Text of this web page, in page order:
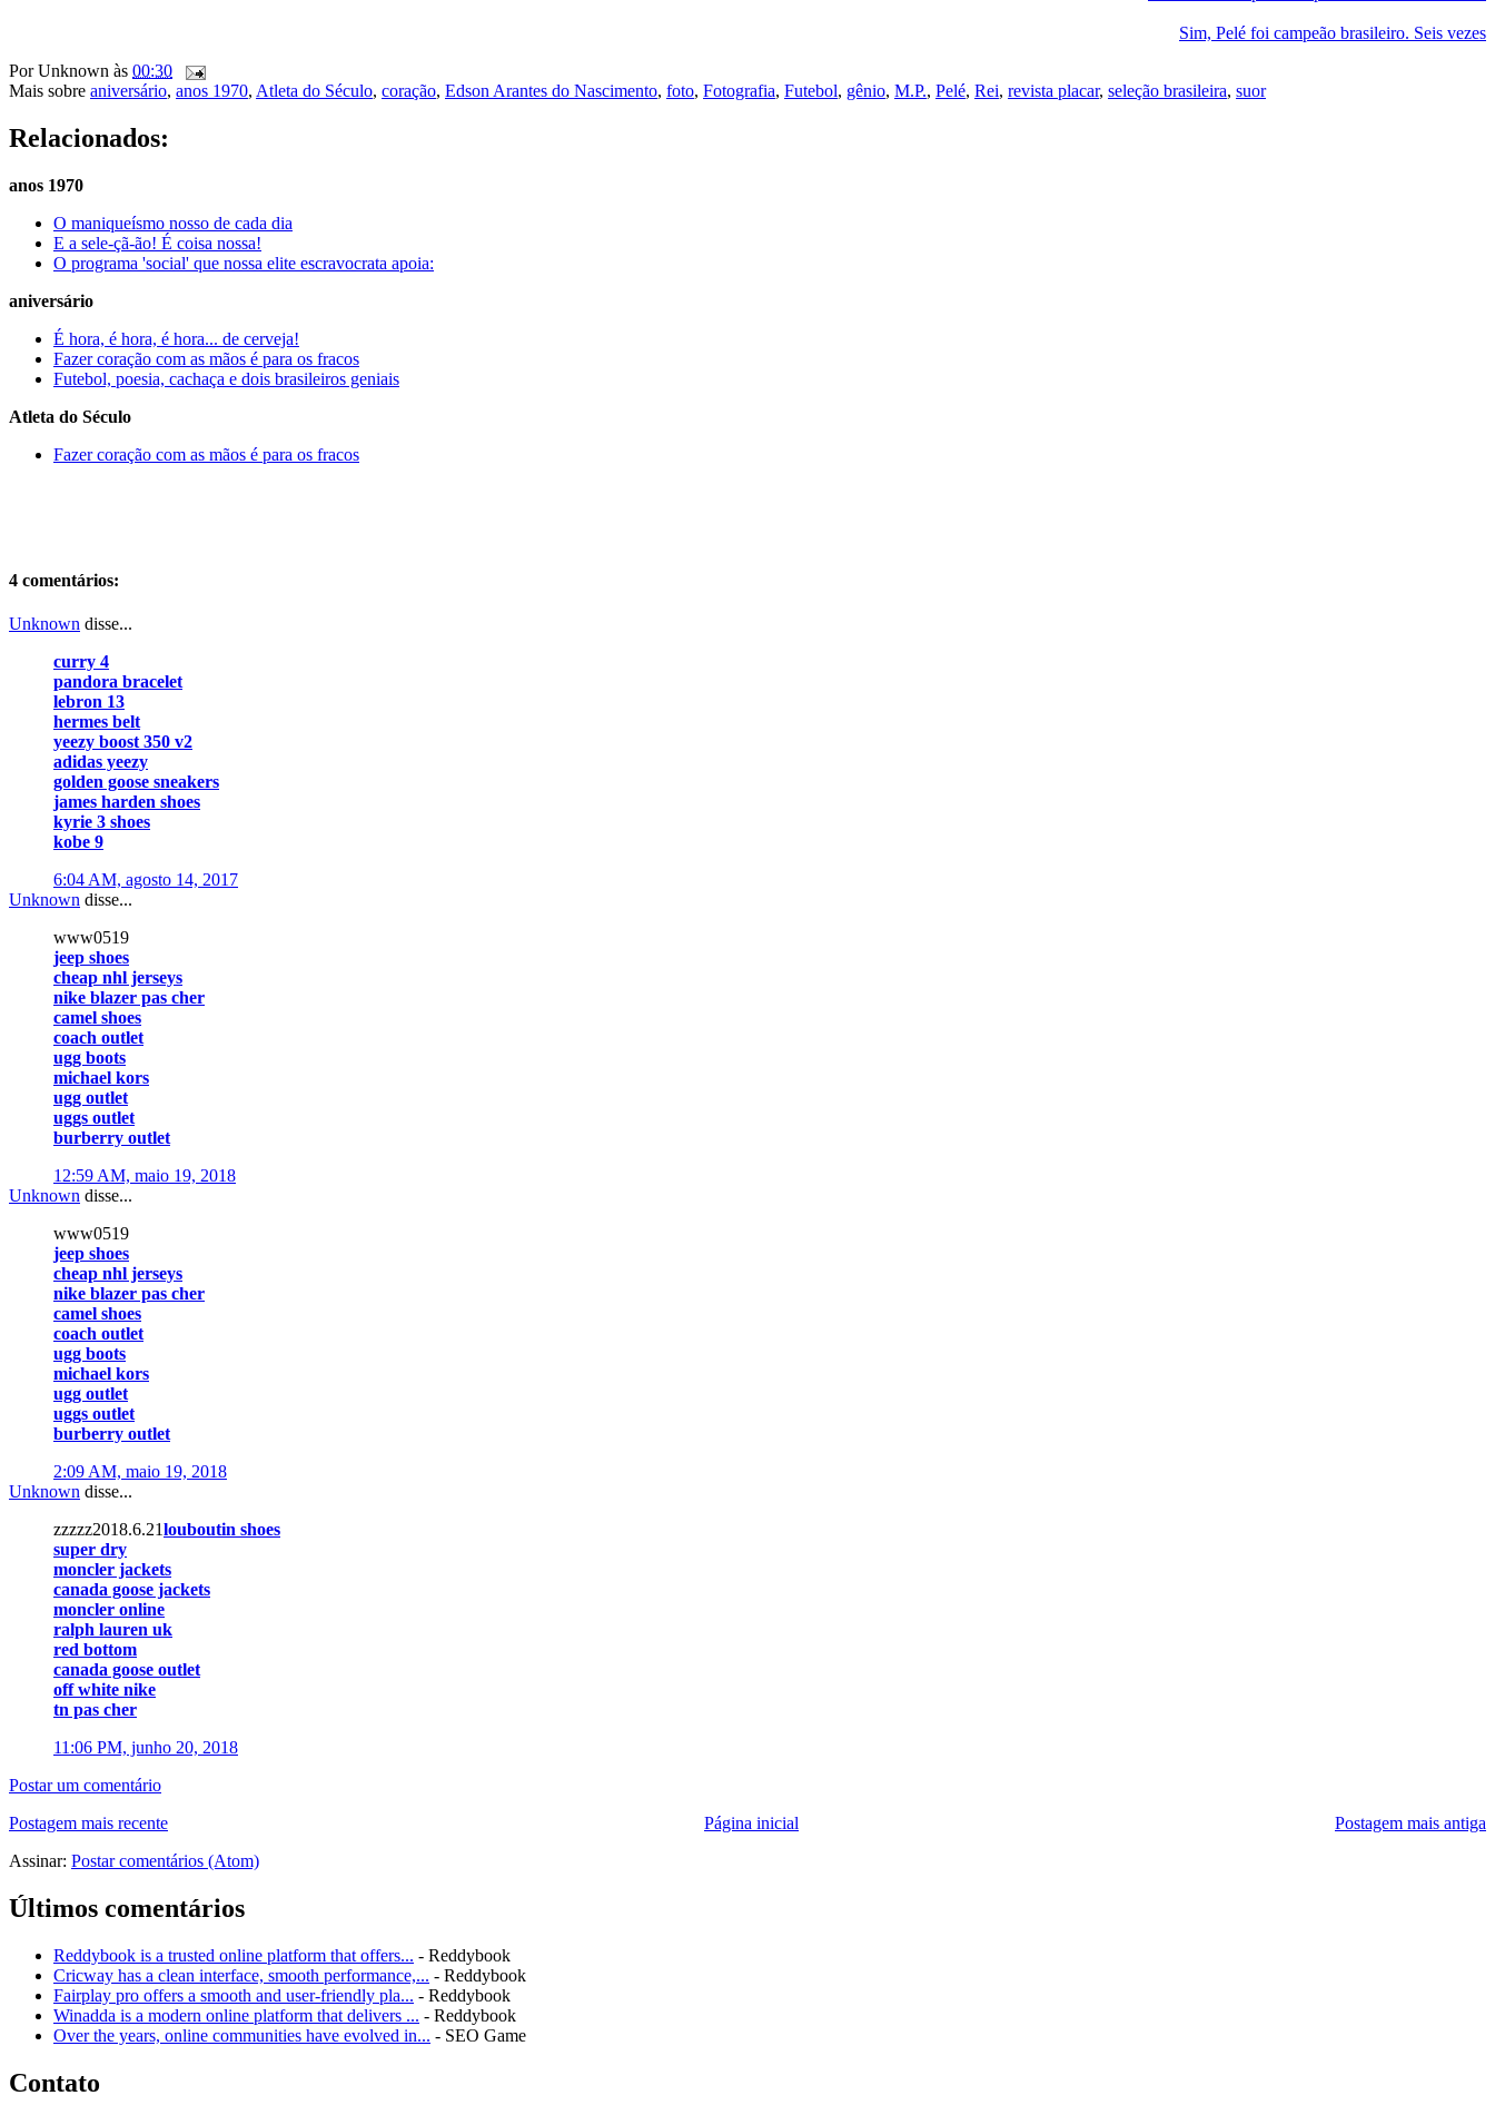
Sim, Pelé foi campeão brasileiro. Seis vezes
PorUnknown às 00:30
Mais sobre aniversário, anos 1970, Atleta do Século, coração, Edson Arantes do Nascimento, foto, Fotografia, Futebol, gênio, M.P., Pelé, Rei, revista placar, seleção brasileira, suor
Relacionados:
anos 1970
O maniqueísmo nosso de cada dia
E a sele-çã-ão! É coisa nossa!
O programa 'social' que nossa elite escravocrata apoia:
aniversário
É hora, é hora, é hora... de cerveja!
Fazer coração com as mãos é para os fracos
Futebol, poesia, cachaça e dois brasileiros geniais
Atleta do Século
Fazer coração com as mãos é para os fracos
4 comentários:
Unknown disse...
curry 4
pandora bracelet
lebron 13
hermes belt
yeezy boost 350 v2
adidas yeezy
golden goose sneakers
james harden shoes
kyrie 3 shoes
kobe 9
6:04 AM, agosto 14, 2017
Unknown disse...
www0519
jeep shoes
cheap nhl jerseys
nike blazer pas cher
camel shoes
coach outlet
ugg boots
michael kors
ugg outlet
uggs outlet
burberry outlet
12:59 AM, maio 19, 2018
Unknown disse...
www0519
jeep shoes
cheap nhl jerseys
nike blazer pas cher
camel shoes
coach outlet
ugg boots
michael kors
ugg outlet
uggs outlet
burberry outlet
2:09 AM, maio 19, 2018
Unknown disse...
zzzzz2018.6.21louboutin shoes
super dry
moncler jackets
canada goose jackets
moncler online
ralph lauren uk
red bottom
canada goose outlet
off white nike
tn pas cher
11:06 PM, junho 20, 2018
Postar um comentário
Postagem mais recente
Postagem mais antiga
Página inicial
Assinar: Postar comentários (Atom)
Últimos comentários
Reddybook is a trusted online platform that offers... - Reddybook
Cricway has a clean interface, smooth performance,... - Reddybook
Fairplay pro offers a smooth and user-friendly pla... - Reddybook
Winadda is a modern online platform that delivers ... - Reddybook
Over the years, online communities have evolved in... - SEO Game
Contato